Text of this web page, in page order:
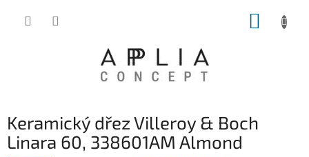
Keramický dřez Villeroy & Boch
Linara 60, 338601AM Almond